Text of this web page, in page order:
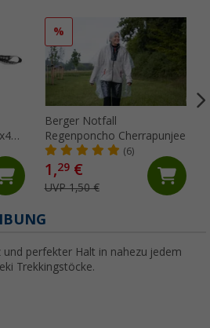
%
Berger Notfall
Regenponcho Cherrapunjee
(6)
1,29€
UVP 1,50 €
perfekter Halt in nahezu jedem
Trekkingstöcke.